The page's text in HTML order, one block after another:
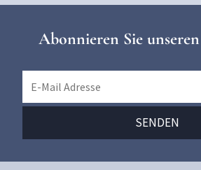
Abonnieren Sie